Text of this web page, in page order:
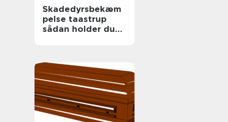
Skadedyrsbekæm
pelse taastrup
sådan holder du